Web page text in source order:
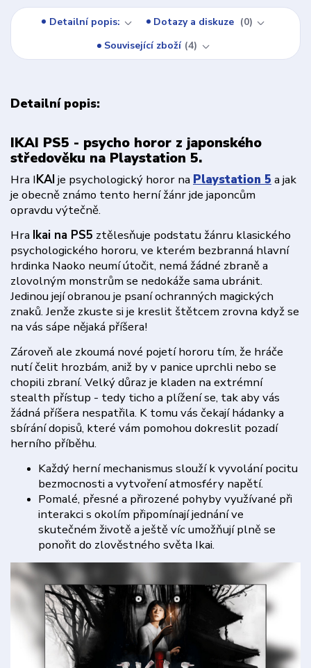
Detailní popis: Dotazy a diskuze
0
Související zboží 4
Detailní popis:
IKAI PS5 - psycho horor z japonského
středověku na Playstation 5.
Hra IKAIje psychologický horor na Playstation 5 a jak
je obecně známo tento herní žánr jde japoncům
opravdu výtečně.
Hra Ikai na PS5 ztělesňuje podstatu žánru klasického
psychologického hororu, ve kterém bezbranná hlavní
hrdinka Naoko neumí útočit, nemá žádné zbraně a
zlovolným monstrům se nedokáže sama ubránit.
Jedinou její obranou je psaní ochranných magických
znaků. Jenže zkuste si je kreslit štětcem zrovna když se
na vás sápe nějaká příšera!
Zároveň ale zkoumá nové pojetí hororu tím, že hráče
nutí čelit hrozbám, aniž by v panice uprchli nebo se
chopili zbraní. Velký důraz je kladen na extrémní
stealth přístup - tedy ticho a plížení se, tak aby vás
žádná příšera nespatřila. K tomu vás čekají hádanky a
sbírání dopisů, které vám pomohou dokreslit pozadí
herního příběhu.
Každý herní mechanismus slouží k vyvolání pocitu
bezmocnosti a vytvoření atmosféry napětí.
Pomalé, přesné a přirozené pohyby využívané při
interakci s okolím připomínají jednání ve
skutečném životě a ještě víc umožňují plně se
ponořit do zlověstného světa Ikai.